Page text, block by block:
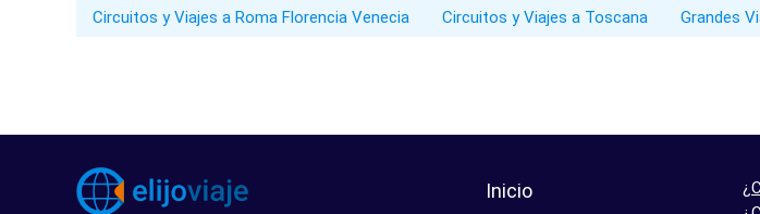
Circuitos y Viajes a Roma Florencia Venecia
Circuitos y Viajes a Toscana Grandes
Inicio